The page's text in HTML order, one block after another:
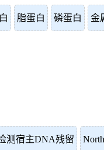
脂蛋白 磷蛋白 金
测宿主DNA残留